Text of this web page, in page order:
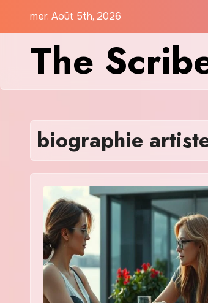
mer. Août 5th, 2026
The
biographie